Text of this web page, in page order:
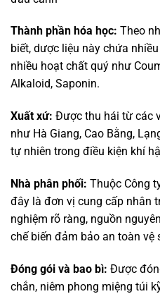
Thành phần hóa học: Theo
biết, dược liệu này chứa
nhiều hoạt chất quý như
Alkaloid, Saponin.
Xuất xứ: Được thu hái từ các
như Hà Giang, Cao Bằng,
tự nhiên trong điều kiện khí
Nhà phân phối: Thuộc Công
đây là đơn vị cung cấp nhân
nghiệm rõ ràng, nguồn
chế biến đảm bảo an toàn vệ
Đóng gói và bao bì: Được
chắn, niêm phong miệng túi